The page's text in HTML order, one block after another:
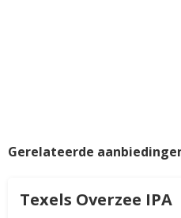
Gerelateerde
Texels Overzee IPA